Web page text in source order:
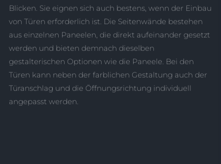
Blicken. Sie eignen sich auch bestens, wenn der Einbau
von Türen erforderlich ist. Die Seitenwände bestehen
aus einzelnen Paneelen, die direkt aufeinander gesetzt
werden und bieten demnach dieselben
gestalterischen Optionen wie die Paneele. Bei den
Türen kann neben der farblichen Gestaltung auch der
Türanschlag und die Öffnungsrichtung individuell
angepasst werden.